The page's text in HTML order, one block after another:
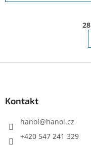
28
Kontakt
hanol@hanol.cz
+420 547 241 329